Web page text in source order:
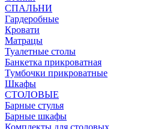
СПАЛЬНИ
Гардеробные
Кровати
Матрацы
Туалетные столы
Банкетка прикроватная
Тумбочки прикроватные
Шкафы
СТОЛОВЫЕ
Барные стулья
Барные шкафы
Комплекты для столовых